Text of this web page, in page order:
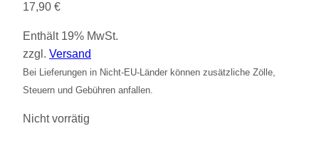
17,90 €
Enthält 19% MwSt.
zzgl. Versand
Bei Lieferungen in Nicht-EU-Länder können zusätzliche Zölle,
Steuern und Gebühren anfallen.
Nicht vorrätig